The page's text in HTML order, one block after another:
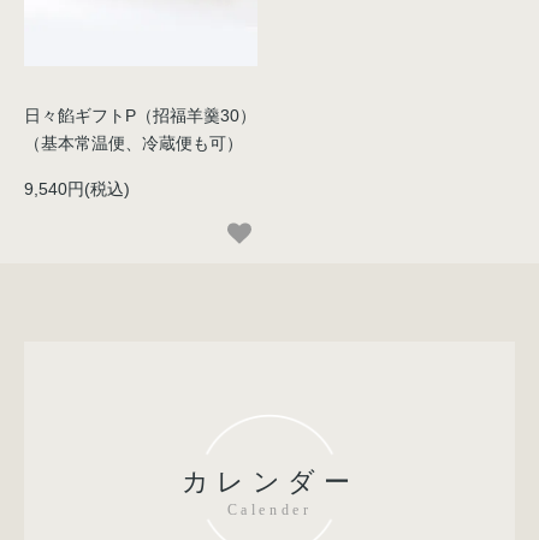
日々餡ギフトP（招福羊羹30）
（基本常温便、冷蔵便も可）
9,540円(税込)
カレンダー
Calender